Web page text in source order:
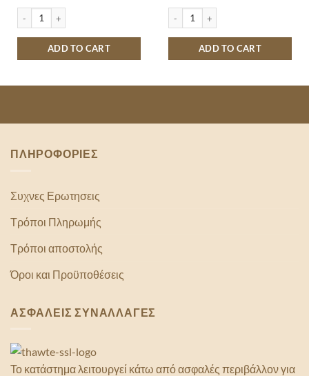
ΓΕΜΙΣΤΑ ΠΑΠΑΔΟΠΟΥΛΟΥ ΣΟΚΟΛΑΤΑ 200GR quantity
ADD TO CART
ΓΕΜΙΣΤΑ ΠΑΠΑΔΟΠΟΥΛΟΥ
ADD TO CART
ΠΛΗΡΟΦΟΡΙΕΣ
Συχνες Ερωτησεις
Τρόποι Πληρωμής
Τρόποι αποστολής
Όροι και Προϋποθέσεις
ΑΣΦΑΛΕΙΣ ΣΥΝΑΛΛΑΓΕΣ
Το κατάστημα λειτουργεί κάτω από ασφαλές περιβάλλον για